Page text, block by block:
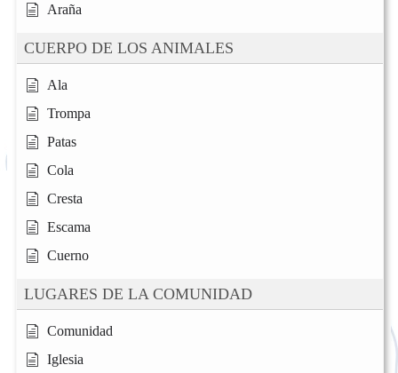
Araña
CUERPO DE LOS ANIMALES
Ala
Trompa
Patas
Cola
Cresta
Escama
Cuerno
LUGARES DE LA COMUNIDAD
Comunidad
Iglesia